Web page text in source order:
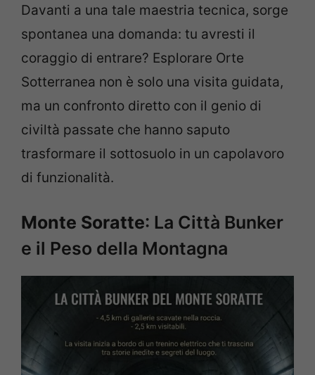
Davanti a una tale maestria tecnica, sorge
spontanea una domanda: tu avresti il
coraggio di entrare? Esplorare Orte
Sotterranea non è solo una visita guidata,
ma un confronto diretto con il genio di
civiltà passate che hanno saputo
trasformare il sottosuolo in un capolavoro
di funzionalità.
Monte Soratte: La Città Bunker
e il Peso della Montagna